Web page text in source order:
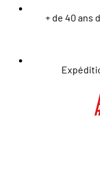
+ de 40 ans